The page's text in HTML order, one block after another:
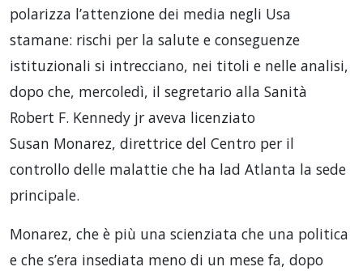
polarizza l’attenzione dei media negli Usa
stamane: rischi per la salute e conseguenze
istituzionali si intrecciano, nei titoli e nelle analisi,
dopo che, mercoledì, il segretario alla Sanità
Robert F. Kennedy jr aveva licenziato
Susan Monarez, direttrice del Centro per il
controllo delle malattie che ha lad Atlanta la sede
principale.
Monarez, che è più una scienziata che una politica
e che s’era insediata meno di un mese fa, dopo